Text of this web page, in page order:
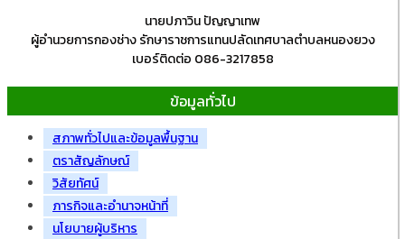
นายปภาวิน ปัญญาเทพ
ผู้อำนวยการกองช่าง รักษาราชการแทนปลัดเทศบาลตำบลหนองยวง
เบอร์ติดต่อ 086-3217858
ข้อมูลทั่วไป
สภาพทั่วไปและข้อมูลพื้นฐาน
ตราสัญลักษณ์
วิสัยทัศน์
ภารกิจและอำนาจหน้าที่
นโยบายผู้บริหาร